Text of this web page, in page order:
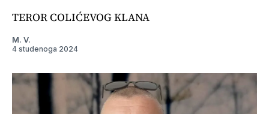
TEROR COLIĆEVOG KLANA
M. V.
4 studenoga 2024